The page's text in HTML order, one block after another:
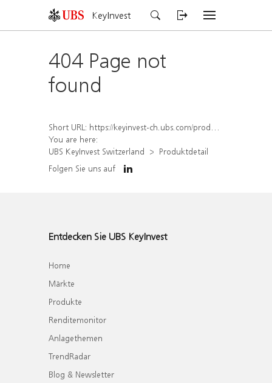
KeyInvest
404 Page not
found
Short URL: https://keyinvest-ch.ubs.com/produkt/detail/index/isin/CH1558306382
You are here:
UBS KeyInvest Switzerland
Produktdetail
Folgen Sie uns auf
Entdecken Sie UBS KeyInvest
Home
Märkte
Produkte
Renditemonitor
Anlagethemen
TrendRadar
Blog & Newsletter